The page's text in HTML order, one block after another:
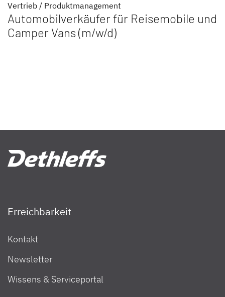
Vertrieb / Produktmanagement
Automobilverkäufer für Reisemobile und
Camper Vans (m/w/d)
Erreichbarkeit
Kontakt
Newsletter
Wissens & Serviceportal